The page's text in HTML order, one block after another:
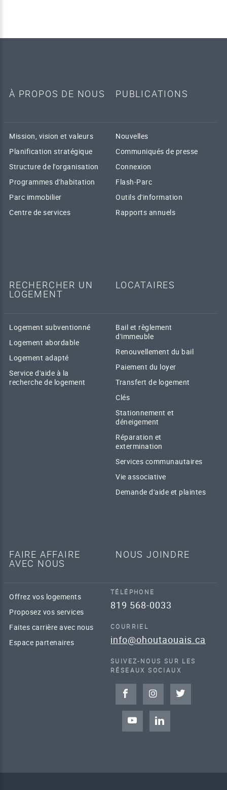
À PROPOS DE NOUS
Mission, vision et valeurs
Planification stratégique
Structure de l'organisation
Programmes d'habitation
Parc immobilier
Centre de services
PUBLICATIONS
Nouvelles
Communiqués de presse
Connexion
Flash-Parc
Outils d'information
Rapports annuels
RECHERCHER UN
LOGEMENT
Logement subventionné
Logement abordable
Logement adapté
Service d'aide à la
recherche de logement
LOCATAIRES
Bail et règlement
d'immeuble
Renouvellement du bail
Paiement du loyer
Transfert de logement
Clés
Stationnement et
déneigement
Réparation et
extermination
Services communautaires
Vie associative
Demande d'aide et plaintes
FAIRE AFFAIRE
AVEC NOUS
Offrez vos logements
Proposez vos services
Faites carrière avec nous
Espace partenaires
NOUS JOINDRE
TÉLÉPHONE
819 568-0033
COURRIEL
info@ohoutaouais.ca
SUIVEZ-NOUS SUR LES
RÉSEAUX SOCIAUX